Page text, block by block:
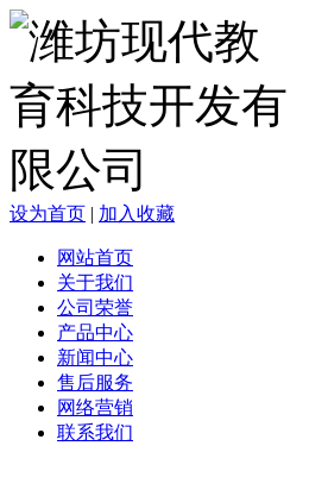
设为首页 | 加入收藏
网站首页
关于我们
公司荣誉
产品中心
新闻中心
售后服务
网络营销
联系我们